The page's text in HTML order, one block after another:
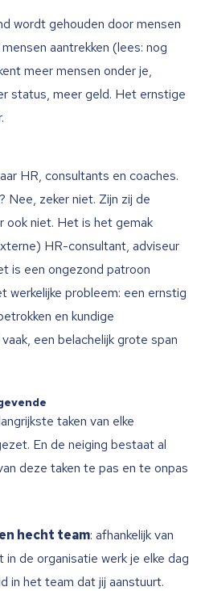
wordt gehouden door mensen
aantrekken (lees: nog
meer mensen onder je,
status, meer geld. Het ernstige
HR, consultants en coaches.
Nee, zeker niet. Zijn zij de
ook niet. Het is het gemak
HR-consultant, adviseur
is een ongezond patroon
werkelijke probleem: een ernstig
en kundige
een belachelijk grote span
taken van elke
En de neiging bestaat al
deze taken te pas en te onpas
hecht team: afhankelijk van
de organisatie werk je elke dag
in het team dat jij aanstuurt.